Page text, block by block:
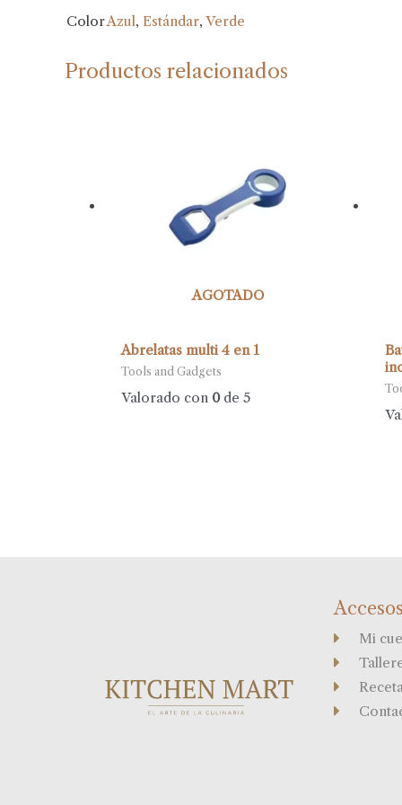
ColorAzul, Estándar, Verde
Productos relacionados
AGOTADO
Abrelatas multi 4 en 1
Tools and Gadgets
Valorado con 0de 5
Mi